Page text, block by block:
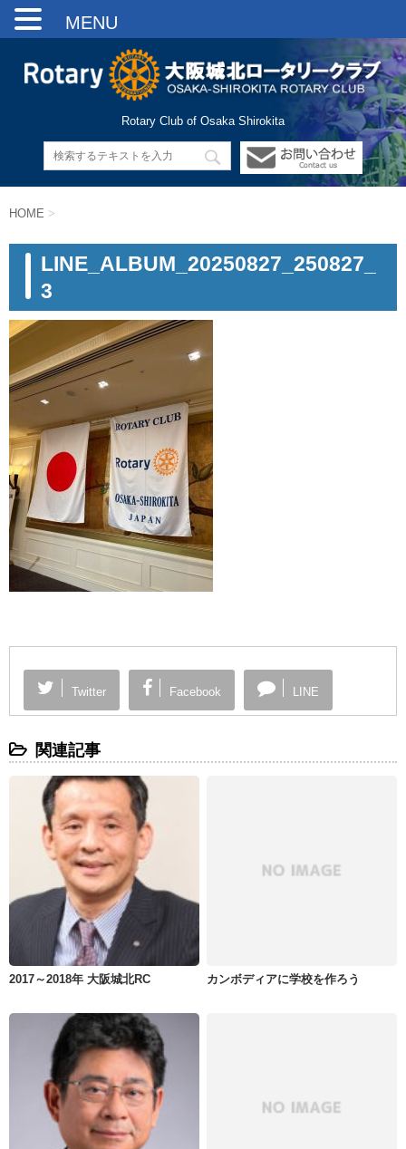
Rotary Club of Osaka Shirokita
HOME >
LINE_ALBUM_20250827_250827_
3
Twitter Facebook LINE
関連記事
2017～2018年 大阪城北RC カンボディアに学校を作ろう
MENU